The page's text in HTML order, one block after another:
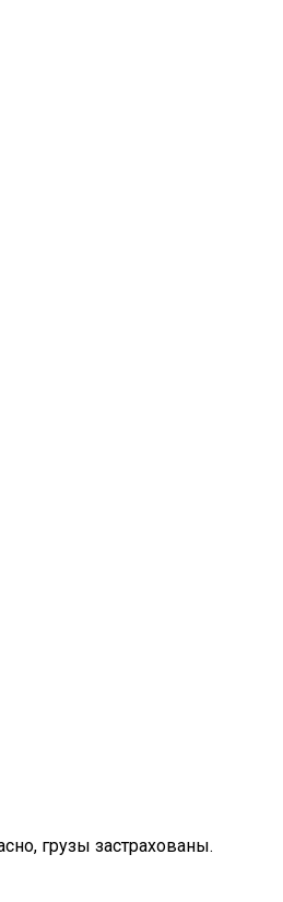
грузы застрахованы.